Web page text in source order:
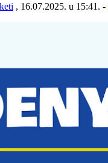
, 16.07.2025. u 15:41. -